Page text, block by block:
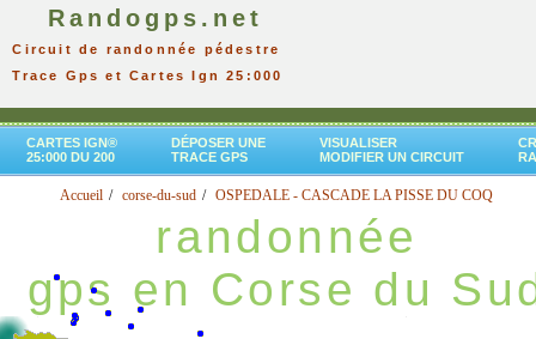
Randogps.net
Circuit de randonnée pédestre
Trace Gps et Cartes Ign 25:000
CARTES IGN®
25:000 DU 200
DÉPOSER UNE
TRACE GPS
VISUALISER
MODIFIER UN CIRCUIT
Accueil corse-du-sud OSPEDALE - CASCADE LA PISSE DU COQ
randonnée
gps en Corse du